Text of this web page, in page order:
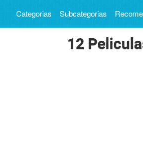
Categorias Subcategorias
12